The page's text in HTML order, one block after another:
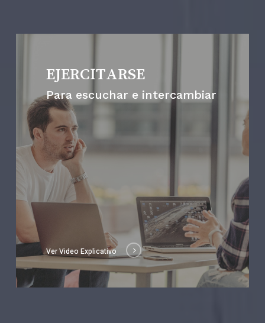
EJERCITARSE
Para escuchar e intercambiar
Ver Video Explicativo